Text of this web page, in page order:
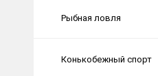
Рыбная ловля
Конькобежный спорт